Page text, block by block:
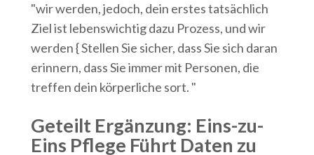
"wir werden, jedoch, dein erstes tatsächlich
Ziel ist lebenswichtig dazu Prozess, und wir
werden { Stellen Sie sicher, dass Sie sich daran
erinnern, dass Sie immer mit Personen, die
treffen dein körperliche sort. "
Geteilt Ergänzung: Eins-zu-
Eins Pflege Führt Daten zu